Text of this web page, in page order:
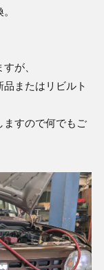
が、
またはリビルト
ますので何でもご